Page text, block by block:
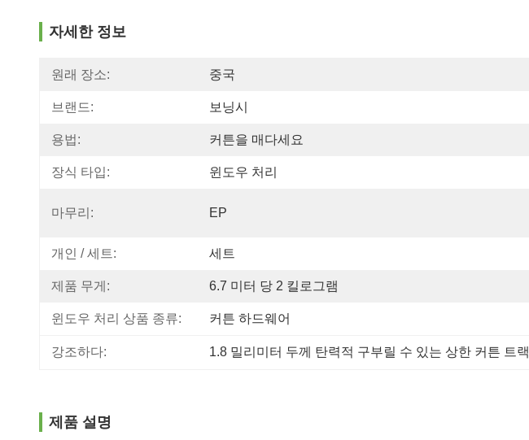
자세한 정보
원래 장소: 중국
브랜드: 보닝시
용법: 커튼을 매다세요
장식 타입: 윈도우 처리
마무리: EP
개인 / 세트: 세트
제품 무게: 6.7 미터 당 2 킬로그램
윈도우 처리 상품 종류: 커튼 하드웨어
강조하다: 1.8 밀리미터 두께 탄력적 구부릴 수 있는 상한 커튼 트랙
제품 설명